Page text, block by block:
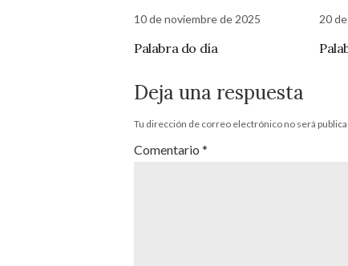
10 de noviembre de 2025
Palabra do día
20
Deja una respuesta
Tu dirección de correo electrónico no será
Comentario *